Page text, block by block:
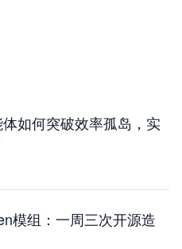
工作台
如何突破效率孤岛，实
模组：一周三次开源造